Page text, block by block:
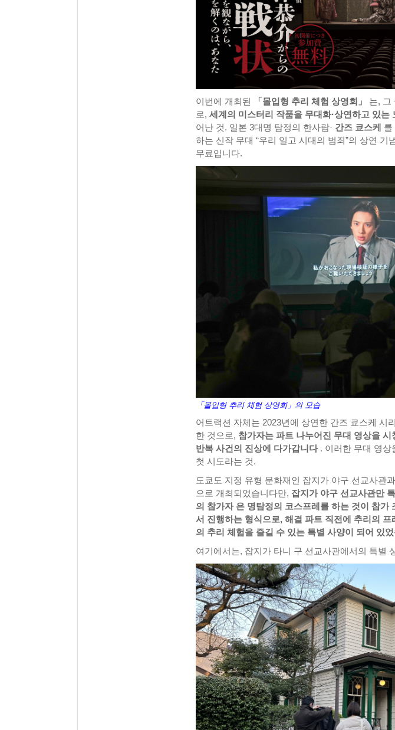
이번에 개최된 「몰입형 추리 체험 상영회」
는, 그
로, 세계의 미스터리 작품을 무대화·상연하고 있는
어난 것. 일본 3대명 탐정의 한사람· 간즈 쿄스케 를
하는 신작 무대 “우리 일고 시대의 범죄”의 상연 기
무료입니다.
「몰입형 추리 체험 상영회」의 모습
어트랙션 자체는 2023년에 상연한 간즈 쿄스케 시
한 것으로, 참가자는 파트 나누어진 무대 영상을
반복 사건의 진상에 다가갑니다. 이러한 무대 영상
첫 시도라는 것.
도쿄도 지정 유형 문화재인 잡지가 야구 선교사관
으로 개최되었습니다만, 잡지가 야구 선교사관만
의 참가자 은 명탐정의 코스프레를 하는 것이 참가
서 진행하는 형식으로, 해결 파트 직전에 추리의
의 추리 체험을 즐길 수 있는 특별 사양이 되어 있
여기에서는, 잡지가 타니 구 선교사관에서의 특별